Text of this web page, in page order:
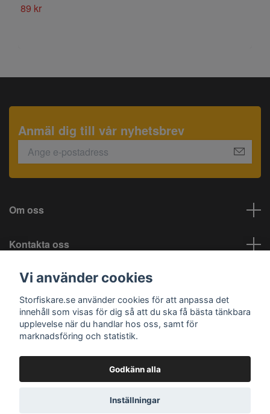
89 kr
Anmäl dig till vår nyhetsbrev
Om oss
Kontakta oss
Information
Sociala medier
© 2026 Storfiskare.se
Vi använder cookies
Storfiskare.se använder cookies för att anpassa det
innehåll som visas för dig så att du ska få bästa tänkbara
upplevelse när du handlar hos oss, samt för
marknadsföring och statistik.
Godkänn alla
Inställningar